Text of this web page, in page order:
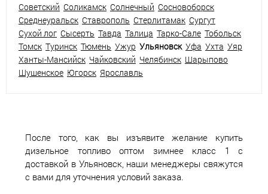
Советский Соликамск Солнечный Сосновоборск
Среднеуральск Ставрополь Стерлитамак Сургут
Сухой лог Сысерть Тавда Талица Тарко-Сале Тобольск
Томск Туринск Тюмень Ужур Ульяновск Уфа Ухта Уяр
Ханты-Мансийск Чайковский Челябинск Шарыпово
Шушенское Югорск Ярославль
После того, как вы изъявите желание купить
дизельное топливо оптом зимнее класс 1 с
доставкой в Ульяновск, наши менеджеры свяжутся
с вами для уточнения условий заказа.